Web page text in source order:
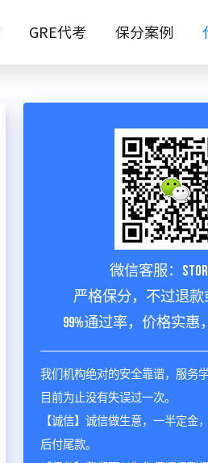
GRE代考 保分案例
微信客服：
严格保分，不过退款
99%通过率，价格实惠
我们机构绝对的安全靠谱，服务学
目前为止没有失误过一次。
【诚信】诚信做生意，一半定金
后付尾款。